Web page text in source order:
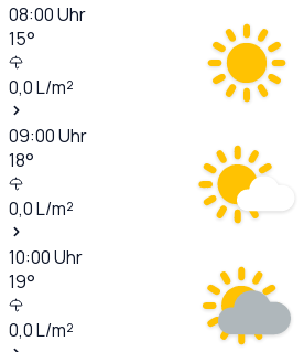
08:00Uhr
15°
0,0L/m²
09:00Uhr
18°
0,0L/m²
10:00Uhr
19°
0,0L/m²